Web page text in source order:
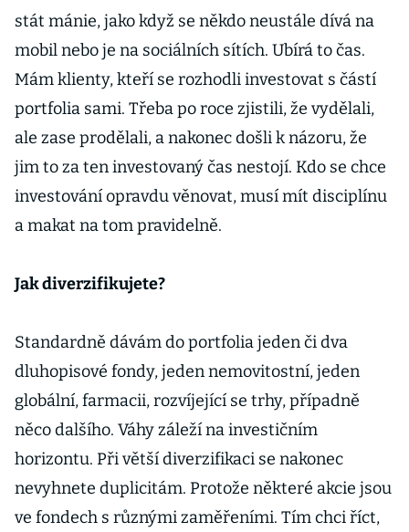
stát mánie, jako když se někdo neustále dívá na
mobil nebo je na sociálních sítích. Ubírá to čas.
Mám klienty, kteří se rozhodli investovat s částí
portfolia sami. Třeba po roce zjistili, že vydělali,
ale zase prodělali, a nakonec došli k názoru, že
jim to za ten investovaný čas nestojí. Kdo se chce
investování opravdu věnovat, musí mít disciplínu
a makat na tom pravidelně.
Jak diverzifikujete?
Standardně dávám do portfolia jeden či dva
dluhopisové fondy, jeden nemovitostní, jeden
globální, farmacii, rozvíjející se trhy, případně
něco dalšího. Váhy záleží na investičním
horizontu. Při větší diverzifikaci se nakonec
nevyhnete duplicitám. Protože některé akcie jsou
ve fondech s různými zaměřeními. Tím chci říct,